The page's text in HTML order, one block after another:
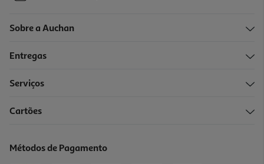
Sobre a Auchan
Entregas
Serviços
Cartões
Métodos de Pagamento